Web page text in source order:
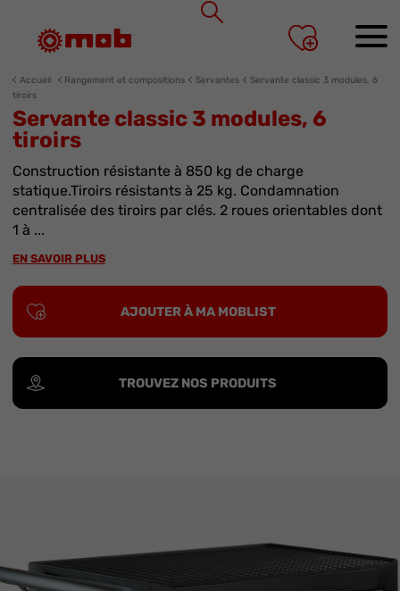
Accueil Rangement et compositions Servantes
Servante classic 3 modules, 6
tiroirs
Servante classic 3 modules, 6
tiroirs
Construction résistante à 850 kg de charge
statique.Tiroirs résistants à 25 kg. Condamnation
centralisée des tiroirs par clés. 2 roues orientables dont
1 à ...
EN SAVOIR PLUS
AJOUTER À MA MOBLIST
TROUVEZ NOS PRODUITS